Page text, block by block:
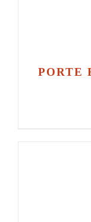
PORTE